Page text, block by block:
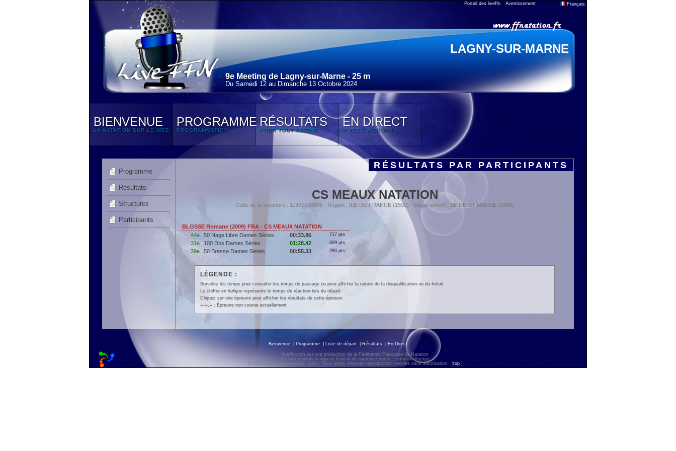
Portail des liveffn Avertissement Français
LAGNY-SUR-MARNE
9e Meeting de Lagny-sur-Marne - 25 m
Du Samedi 12 au Dimanche 13 Octobre 2024
BIENVENUE
LA NATATION SUR LE WEB
PROGRAMME
PROGRAMMATION
RÉSULTATS
POUR TOUT SAVOIR
EN DIRECT
VIVEZ L'ACTION !
Programme
Résultats
Structures
Participants
RÉSULTATS PAR PARTICIPANTS
CS MEAUX NATATION
Code de la structure : 11307700606 - Région : ILE-DE-FRANCE (1592) - Département : SEINE-ET-MARNE (1698)
BLOSSE Romane (2009) FRA - CS MEAUX NATATION
44e
50 Nage Libre Dames Séries 00:33.86 717 pts
31e 100 Dos Dames Séries 01:28.42 609 pts
39e 50 Brasse Dames Séries 00:55.33 290 pts
LÉGENDE :
Survolez les temps pour consulter les temps de passage ou pour afficher la nature de la disqualification ou du forfait
Le chiffre en italiquereprésente le temps de réaction lors du départ
Cliquez sur une épreuve pour afficher les résultats de cette épreuve
--:--.--: Épreuve non courue actuellement
Bienvenue Programme Liste de départ Résultats En Direct
liveffn.com est une production de la Fédération Française de Natation
Ce site exploite le logiciel fédéral de natation course : extraNat-Pocket
© 2011 liveffn.com version : 2.01 - Tous droits réservés reproduction interdite sans autorisation
[top ]